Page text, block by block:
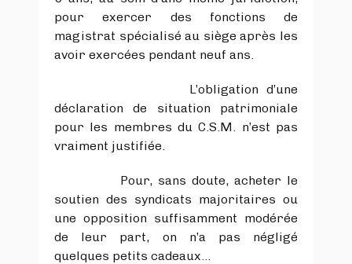
pour exercer des fonctions de
magistrat spécialisé au siège après les
avoir exercées pendant neuf ans.
L’obligation d’une
déclaration de situation patrimoniale
pour les membres du C.S.M. n’est pas
vraiment justifiée.
Pour, sans doute, acheter le
soutien des syndicats majoritaires ou
une opposition suffisamment modérée
de leur part, on n’a pas négligé
quelques petits cadeaux…